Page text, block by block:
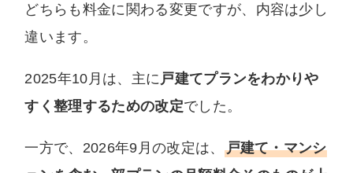
どちらも料金に関わる変更ですが、内容は少し
違います。
2025年10月は、主に 戸建てプランをわかりや
すく整理するための改定でした。
一方で、2026年9月の改定は、 戸建て・マンシ